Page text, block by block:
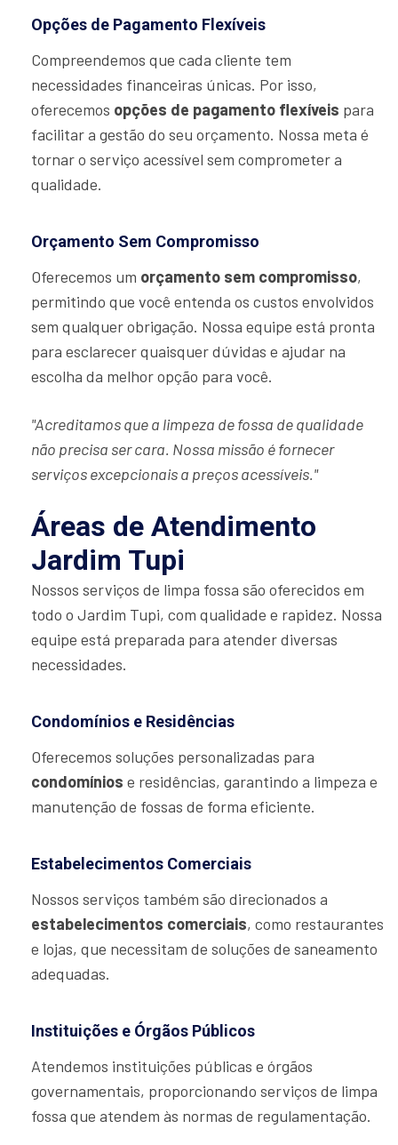
Opções de Pagamento Flexíveis
Compreendemos que cada cliente tem
necessidades financeiras únicas. Por isso,
oferecemos opções de pagamento flexíveis para
facilitar a gestão do seu orçamento. Nossa meta é
tornar o serviço acessível sem comprometer a
qualidade.
Orçamento Sem Compromisso
Oferecemos um orçamento sem compromisso,
permitindo que você entenda os custos envolvidos
sem qualquer obrigação. Nossa equipe está pronta
para esclarecer quaisquer dúvidas e ajudar na
escolha da melhor opção para você.
"Acreditamos que a limpeza de fossa de qualidade
não precisa ser cara. Nossa missão é fornecer
serviços excepcionais a preços acessíveis."
Áreas de Atendimento
Jardim Tupi
Nossos serviços de limpa fossa são oferecidos em
todo o Jardim Tupi, com qualidade e rapidez. Nossa
equipe está preparada para atender diversas
necessidades.
Condomínios e Residências
Oferecemos soluções personalizadas para
condomínios e residências, garantindo a limpeza e
manutenção de fossas de forma eficiente.
Estabelecimentos Comerciais
Nossos serviços também são direcionados a
estabelecimentos comerciais, como restaurantes
e lojas, que necessitam de soluções de saneamento
adequadas.
Instituições e Órgãos Públicos
Atendemos instituições públicas e órgãos
governamentais, proporcionando serviços de limpa
fossa que atendem às normas de regulamentação.